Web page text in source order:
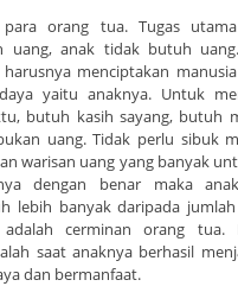
orang tua. Tugas
uang, anak tidak butuh
menciptakan
yaitu anaknya. Untuk
butuh kasih sayang, butuh
uang. Tidak perlu sibuk
warisan uang yang banyak
dengan benar maka
lebih banyak daripada
cerminan orang tua.
saat anaknya berhasil
dan bermanfaat.